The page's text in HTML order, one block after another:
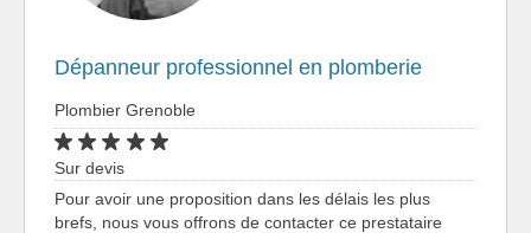
Dépanneur professionnel en plomberie
Plombier Grenoble
Sur devis
Pour avoir une proposition dans les délais les plus
brefs, nous vous offrons de contacter ce prestataire